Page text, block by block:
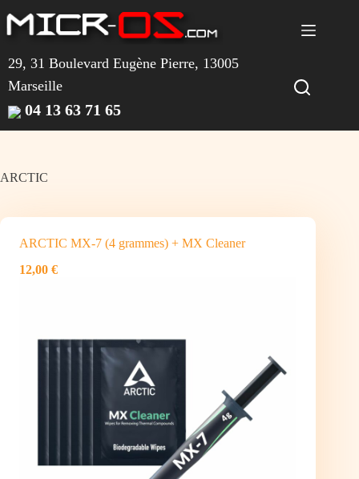
au
contenu
29, 31 Boulevard Eugène Pierre, 13005
Marseille
04 13 63 71 65
ARCTIC
ARCTIC MX-7 (4 grammes) + MX Cleaner
12,00 €